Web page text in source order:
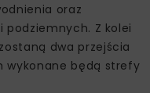
oraz
Z kolei
dwa przejścia
wykonane będą strefy